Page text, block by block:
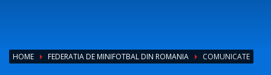
HOME FEDERATIA DE MINIFOTBAL DIN ROMANIA COMUNICATE